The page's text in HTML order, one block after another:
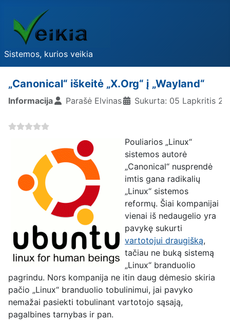
Sistemos, kurios veikia
„Canonical“ iškeitė „X.Org“ į „Wayland“
Informacija Parašė Elvinas Sukurta: 05 Lapkritis
Pouliarios „Linux“
sistemos autorė
„Canonical“ nusprendė
imtis gana radikalių
„Linux“ sistemos
reformų. Šiai kompanijai
vienai iš nedaugelio yra
pavykę sukurti
vartotojui draugišką,
tačiau ne buką sistemą
„Linux“ branduolio
pagrindu. Nors kompanija ne itin daug dėmesio skiria
pačio „Linux“ branduolio tobulinimui, jai pavyko
nemažai pasiekti tobulinant vartotojo sąsają,
pagalbines tarnybas ir pan.